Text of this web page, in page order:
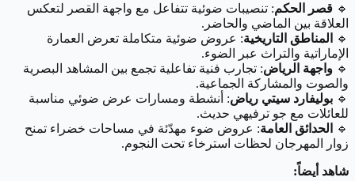
🔹 قصر الحكم: تنصيبات ضوئية تتفاعل مع واجهة القصر لتعكس
العلاقة بين الماضي والحاضر.
🔹
المناطق التاريخية: عروض ضوئية متكاملة تعرض العمارة
الإماراتية والتراث عبر الضوء.
🔹 واجهة الرياض: تجارب فنية تفاعلية تجمع بين المشاهد البصرية
والصوت والمشاركة الجماعية.
🔹 بوليفارد سيتي رياض: أنشطة ومسارات عرض ضوئي مناسبة
للعائلات مع جو ترفيهي حديث.
🔹
الحدائق العامة: عروض ضوء مهدّئة في مساحات خضراء تمنح
زوار المهرجان لحظات استرخاء تحت النجوم.
شاهد أيضاً: